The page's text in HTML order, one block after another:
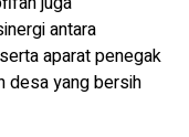
antara
aparat penegak
desa yang bersih